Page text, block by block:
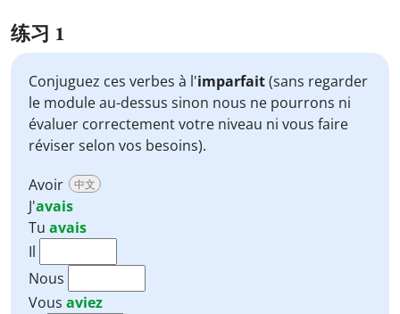
练习 1
Conjuguez ces verbes à l'imparfait(sans regarder
le module au-dessus sinon nous ne pourrons ni
évaluer correctement votre niveau ni vous faire
réviser selon vos besoins).
Avoir
中文
J'avais
Tu avais
Il
Nous
Vous aviez